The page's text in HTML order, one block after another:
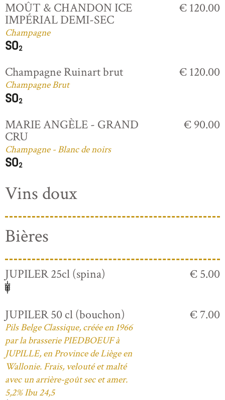
MOÛT & CHANDON ICE
IMPÉRIAL DEMI-SEC
Champagne
€ 120.00
Champagne Ruinart brut
Champagne Brut
€ 120.00
MARIE ANGÈLE - GRAND
CRU
Champagne - Blanc de noirs
€ 90.00
Vins doux
Bières
JUPILER 25cl (spina) € 5.00
JUPILER 50 cl (bouchon)
Pils Belge Classique, créée en 1966
par la brasserie PIEDBOEUF à
JUPILLE, en Province de Liège en
Wallonie. Frais, velouté et malté
avec un arrière-goût sec et amer.
5,2% Ibu 24,5
€ 7.00